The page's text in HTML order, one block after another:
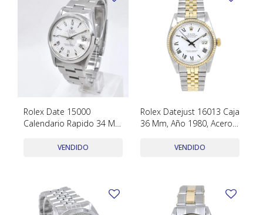
Rolex Date 15000
Calendario Rapido 34 Mm
InoxidableVENDIDO
Rolex Datejust 16013 Caja
36 Mm, Año 1980, Acero
VENDIDO